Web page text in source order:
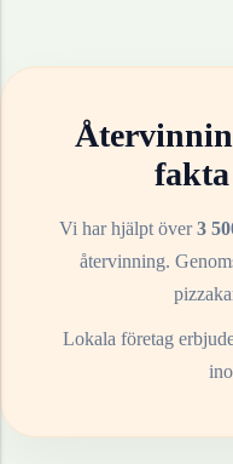
Vi har hjälpt över3
återvinning.
Lokala företag